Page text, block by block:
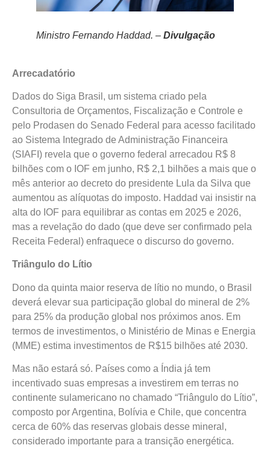
Ministro Fernando Haddad. – Divulgação
Arrecadatório
Dados do Siga Brasil, um sistema criado pela
Consultoria de Orçamentos, Fiscalização e Controle e
pelo Prodasen do Senado Federal para acesso facilitado
ao Sistema Integrado de Administração Financeira
(SIAFI) revela que o governo federal arrecadou R$ 8
bilhões com o IOF em junho, R$ 2,1 bilhões a mais que o
mês anterior ao decreto do presidente Lula da Silva que
aumentou as alíquotas do imposto. Haddad vai insistir na
alta do IOF para equilibrar as contas em 2025 e 2026,
mas a revelação do dado (que deve ser confirmado pela
Receita Federal) enfraquece o discurso do governo.
Triângulo do Lítio
Dono da quinta maior reserva de lítio no mundo, o Brasil
deverá elevar sua participação global do mineral de 2%
para 25% da produção global nos próximos anos. Em
termos de investimentos, o Ministério de Minas e Energia
(MME) estima investimentos de R$15 bilhões até 2030.
Mas não estará só. Países como a Índia já tem
incentivado suas empresas a investirem em terras no
continente sulamericano no chamado “Triângulo do Lítio”,
composto por Argentina, Bolívia e Chile, que concentra
cerca de 60% das reservas globais desse mineral,
considerado importante para a transição energética.